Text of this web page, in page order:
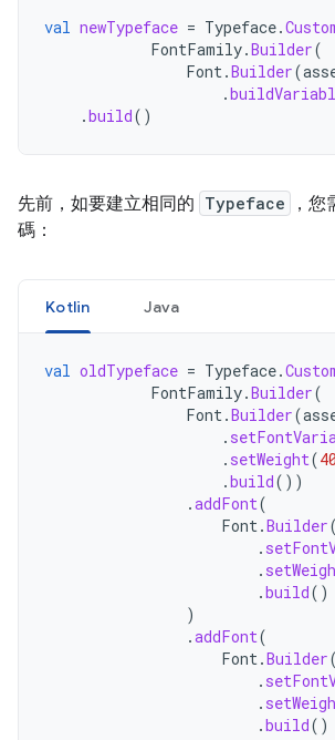
val newTypeface = Typeface.
FontFamily.Builder(
Font.Builder(
.
.build()
先前，如要建立相同的 Typeface
，
碼：
Kotlin Java
val oldTypeface = Typeface.
FontFamily.Builder(
Font.Builder(
.
. setWeight(
.build())
.addFont(
Font.Builder(
.
.
.build()
)
.addFont(
Font.Builder(
.
.
.build()